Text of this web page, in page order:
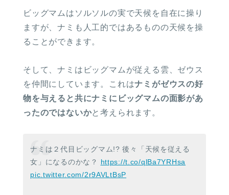
ビッグマムはソルソルの実で天候を自在に操り
ますが、ナミも人工的ではあるものの天候を操
ることができます。
そして、ナミはビッグマムが従える雲、ゼウス
を仲間にしています。これはナミがゼウスの好
物を与えると共にナミにビッグマムの面影があ
ったのではないかと考えられます。
ナミは２代目ビッグマム!? 後々「天候を従える
女」になるのかな？ https://t.co/qlBa7YRHsa
pic.twitter.com/2r9AVLtBsP